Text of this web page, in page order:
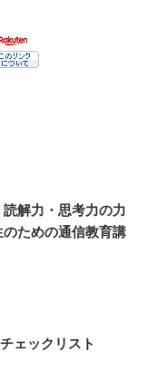
読解力・思考力の力
ための通信教育講
ェックリスト